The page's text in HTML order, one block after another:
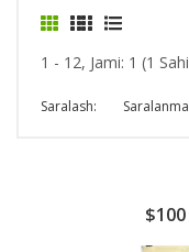
1 - 12, Jami: 1 (1
Saralash: